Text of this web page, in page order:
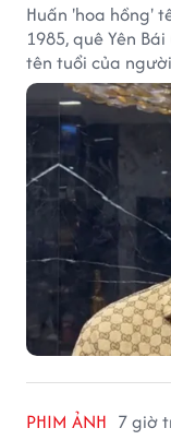
Huấn 'hoa hồng'
1985, quê Yên
tên tuổi của
vọt.
PHIM ẢNH 7 giờ